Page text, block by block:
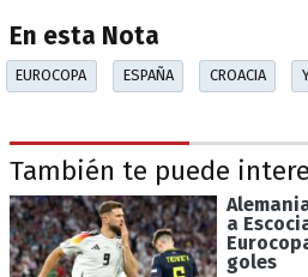
En esta Nota
EUROCOPA ESPAÑA CROACIA
También te puede
a
goles